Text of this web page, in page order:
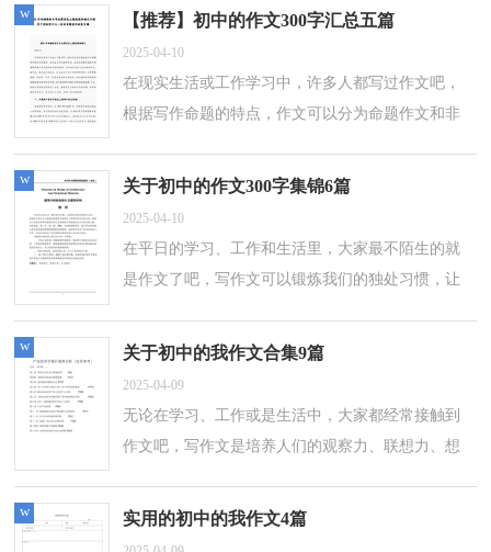
式。相信许多人会觉得作文很难写吧，以下...
【推荐】初中的作文300字汇总五篇
2025-04-10
在现实生活或工作学习中，许多人都写过作文吧，
根据写作命题的特点，作文可以分为命题作文和非
小编收集整理的初中的作文300字5篇，欢迎...
w
关于初中的作文300字集锦6篇
2025-04-10
在平日的学习、工作和生活里，大家最不陌生的就
是作文了吧，写作文可以锻炼我们的独处习惯，让
人会觉得作文很难写吧，以下是小编为大家...
w
关于初中的我作文合集9篇
2025-04-09
无论在学习、工作或是生活中，大家都经常接触到
作文吧，写作文是培养人们的观察力、联想力、想
觉得作文很难写吧，下面是小编为大家...
w
实用的初中的我作文4篇
w